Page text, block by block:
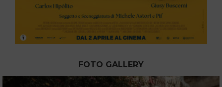
FOTO GALLERY